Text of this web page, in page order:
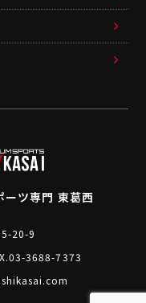
ーツ専門 東葛西
5-20-9
3688-7373